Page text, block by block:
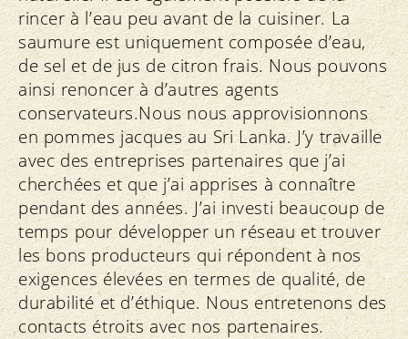
rincer à l’eau peu avant de la cuisiner. La
saumure est uniquement composée d’eau,
de sel et de jus de citron frais. Nous pouvons
ainsi renoncer à d’autres agents
conservateurs.Nous nous approvisionnons
en pommes jacques au Sri Lanka. J’y travaille
avec des entreprises partenaires que j’ai
cherchées et que j’ai apprises à connaître
pendant des années. J’ai investi beaucoup de
temps pour développer un réseau et trouver
les bons producteurs qui répondent à nos
exigences élevées en termes de qualité, de
durabilité et d’éthique. Nous entretenons des
contacts étroits avec nos partenaires.